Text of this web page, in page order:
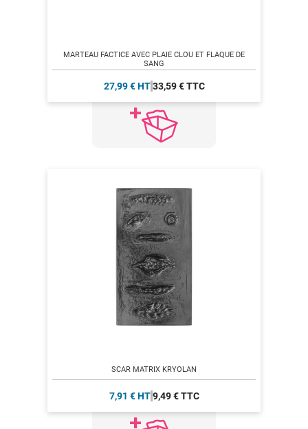
MARTEAU FACTICE AVEC PLAIE CLOU ET FLAQUE DE
SANG
27,99 € HT 33,59 € TTC
SCAR MATRIX KRYOLAN
7,91 € HT 9,49 € TTC